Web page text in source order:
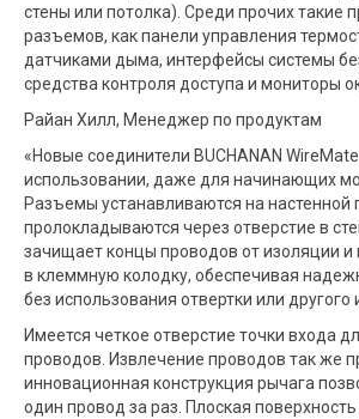
стены или потолка). Среди прочих такие
разъемов, как панели управления
датчиками дыма, интерфейсы системы
средства контроля доступа и мониторы
Райан Хилл, Менеджер по продуктам
«Новые соединители BUCHANAN
использовании, даже для начинающих
Разъемы устанавливаются на настенной
пролокладываются через отверстие в
зачищает концы проводов от изоляции и
в клеммную колодку, обеспечивая
без использования отвертки или другого
Имеется четкое отверстие точки входа
проводов. Извлечение проводов так же
инновационная конструкция рычага
один провод за раз. Плоская